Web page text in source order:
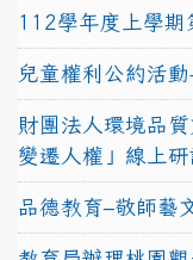
112學年度上學
兒童權利公約活
財團法人環境品
變遷人權」線上研
品德教育–敬師藝